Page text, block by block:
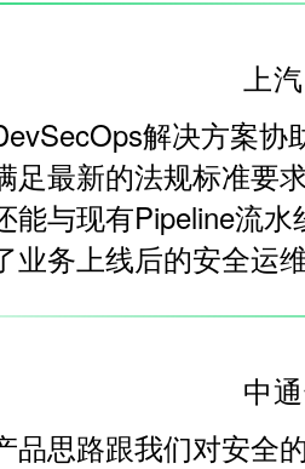
上
解决方案
足最新的法规标准要
能与现有Pipeline流
业务上线后的安全运
中
品思路跟我们对安全